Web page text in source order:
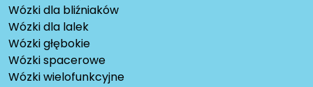
Wózki dla bliźniaków
Wózki dla lalek
Wózki głębokie
Wózki spacerowe
Wózki wielofunkcyjne